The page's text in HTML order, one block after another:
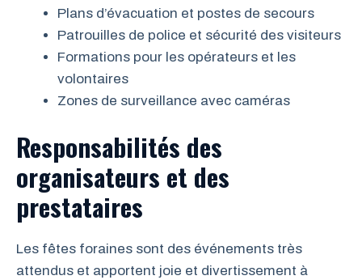
Plans d’évacuation et postes de secours
Patrouilles de police et sécurité des visiteurs
Formations pour les opérateurs et les
volontaires
Zones de surveillance avec caméras
Responsabilités des
organisateurs et des
prestataires
Les fêtes foraines sont des événements très
attendus et apportent joie et divertissement à